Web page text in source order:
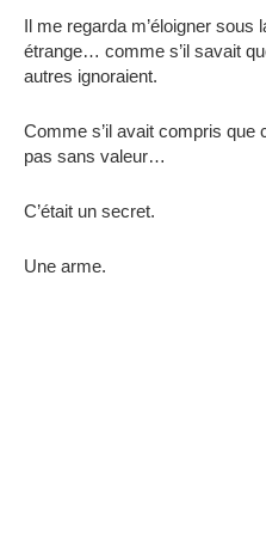
Il me regarda m’éloigner
étrange… comme s’il savait
autres ignoraient.
Comme s’il avait compris que
pas sans valeur…
C’était un secret.
Une arme.